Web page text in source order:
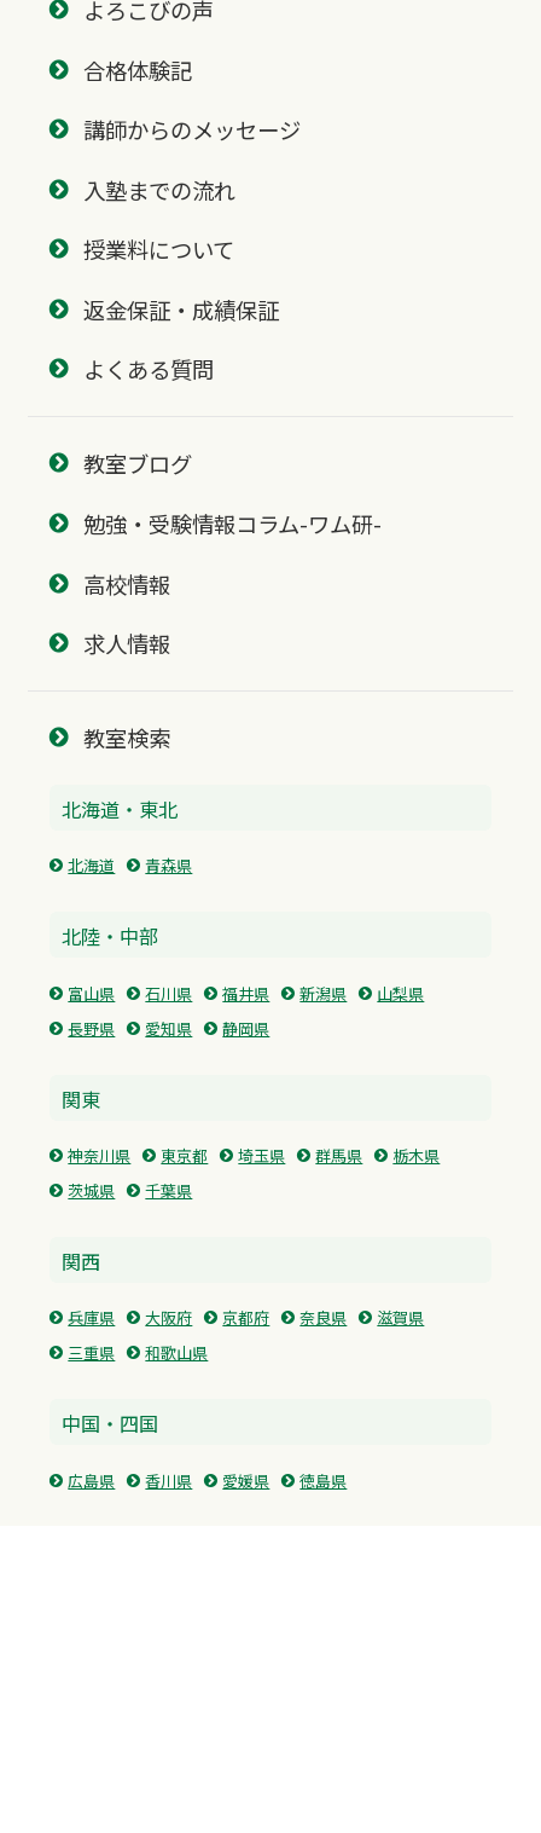
よろこびの声
合格体験記
講師からのメッセージ
入塾までの流れ
授業料について
返金保証・成績保証
よくある質問
教室ブログ
勉強・受験情報コラム-ワム研-
高校情報
求人情報
教室検索
北海道・東北
北海道 青森県
北陸・中部
富山県 石川県 福井県 新潟県
山梨県
長野県
愛知県 静岡県
関東
神奈川県 東京都 埼玉県 群馬県
栃木県
茨城県
千葉県
関西
兵庫県 大阪府 京都府 奈良県
滋賀県
三重県
和歌山県
中国・四国
広島県 香川県 愛媛県 徳島県